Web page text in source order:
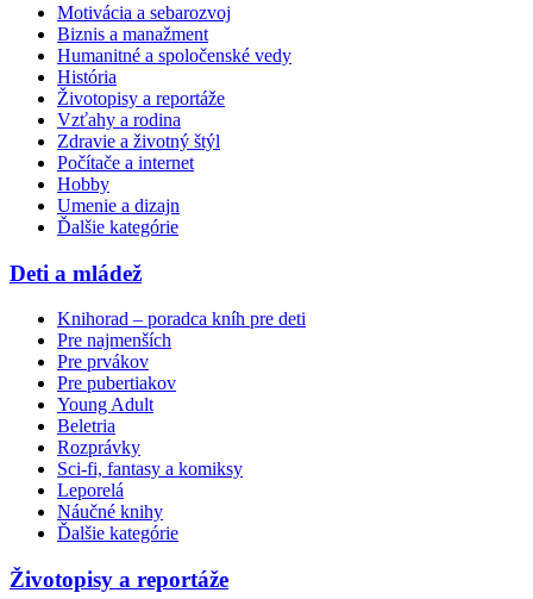
Motivácia a sebarozvoj
Biznis a manažment
Humanitné a spoločenské vedy
História
Životopisy a reportáže
Vzťahy a rodina
Zdravie a životný štýl
Počítače a internet
Hobby
Umenie a dizajn
Ďalšie kategórie
Deti a mládež
Knihorad – poradca kníh pre deti
Pre najmenších
Pre prvákov
Pre pubertiakov
Young Adult
Beletria
Rozprávky
Sci-fi, fantasy a komiksy
Leporelá
Náučné knihy
Ďalšie kategórie
Životopisy a reportáže